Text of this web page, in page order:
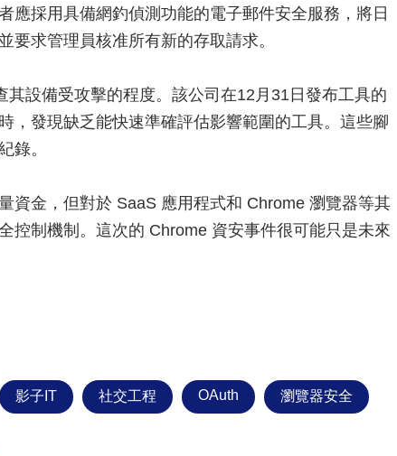
應採用具備網釣偵測功能的電子郵件安全服務，將日
要求管理員核准所有新的存取請求。
設備受攻擊的程度。該公司在12月31日發布工具的
，發現缺乏能快速準確評估影響範圍的工具。這些腳
錄。
資金，但對於 SaaS 應用程式和 Chrome 瀏覽器等其
控制機制。這次的 Chrome 資安事件很可能只是未來
影子IT 社交工程 OAuth 瀏覽器安全